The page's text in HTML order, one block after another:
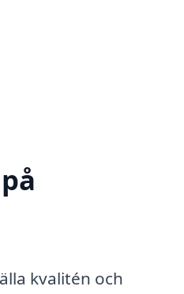
kvalitén och